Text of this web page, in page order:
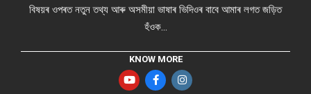
বিষয়ৰ ওপৰত নতুন তথ্য আৰু অসমীয়া ভাষাৰ ভিদিওৰ বাবে আমাৰ লগত জড়িত
হঁওক...
KNOW MORE